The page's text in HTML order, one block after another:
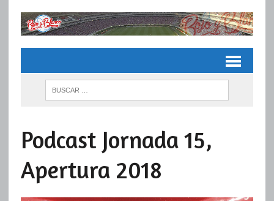
Podcast Jornada 15,
Apertura 2018